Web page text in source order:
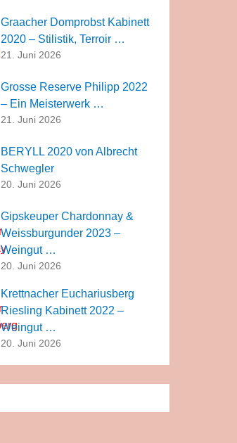
Graacher Domprobst Kabinett
2020 – Stilistik, Terroir …
21. Juni 2026
Grosse Reserve Philipp 2022
– Ein Meisterwerk …
21. Juni 2026
BERYLL 2020 von Albrecht
Schwegler
20. Juni 2026
Gipskeuper Chardonnay &
Weissburgunder 2023 –
Weingut …
20. Juni 2026
Krettnacher Euchariusberg
Riesling Kabinett 2022 –
Weingut …
20. Juni 2026